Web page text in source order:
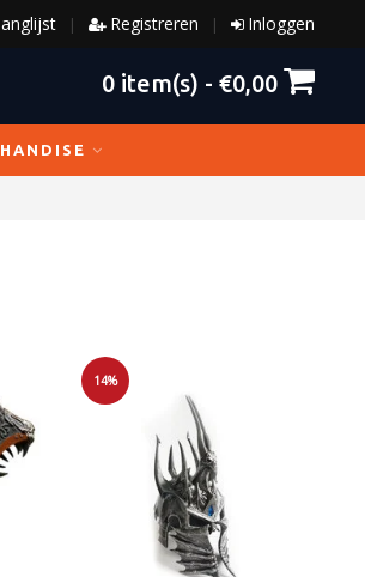
Inloggen
|
Registreren
|
0 item(s) - €0,00
14%